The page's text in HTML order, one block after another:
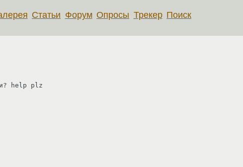
Статьи Форум Опросы Трекер Поиск
help plz